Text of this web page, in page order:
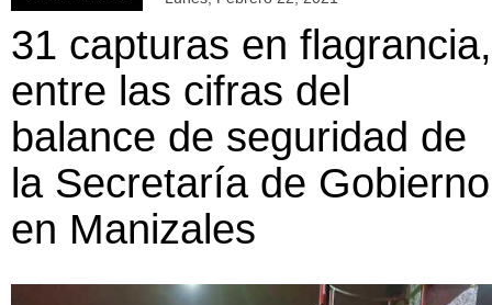
31 capturas en flagrancia,
entre las cifras del
balance de seguridad de
la Secretaría de Gobierno
en Manizales